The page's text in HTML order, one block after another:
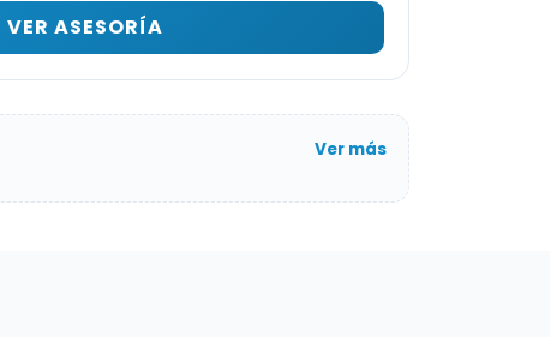
VER ASESORÍA